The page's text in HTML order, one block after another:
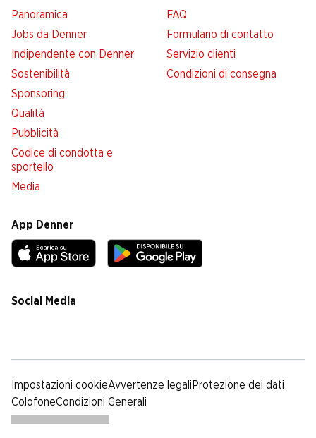
Panoramica
Jobs da Denner
Indipendente con Denner
Sostenibilità
Sponsoring
Qualità
Pubblicità
Codice di condotta e
sportello
Media
FAQ
Formulario di contatto
Servizio clienti
Condizioni di consegna
App Denner
Social Media
Impostazioni cookieAvvertenze legali Protezione dei dati
ColofoneCondizioni Generali